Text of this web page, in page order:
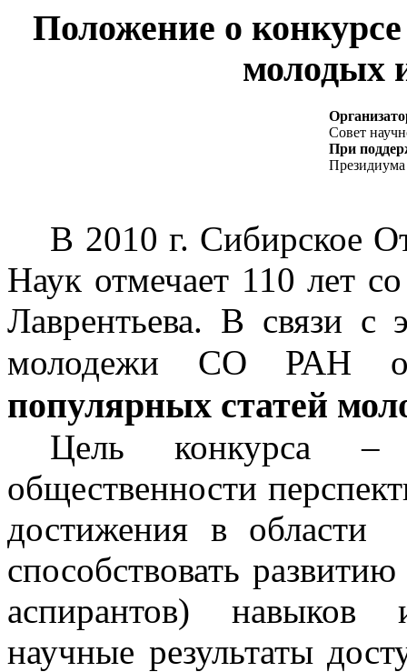
Положение о конкурсе
молодых
Совет
При
В 2010 г. Сибирское
Наук отмечает 110 лет
Лаврентьева. В связи с
молодежи СО РАН
популярных статей
Цель конкурса –
общественности
достижения в
способствовать
аспирантов) навыков
научные результаты